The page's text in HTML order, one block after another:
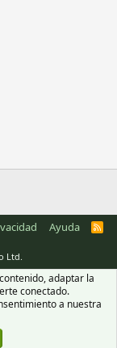
Ayuda
R
Ltd.
adaptar la
conectado.
a nuestra